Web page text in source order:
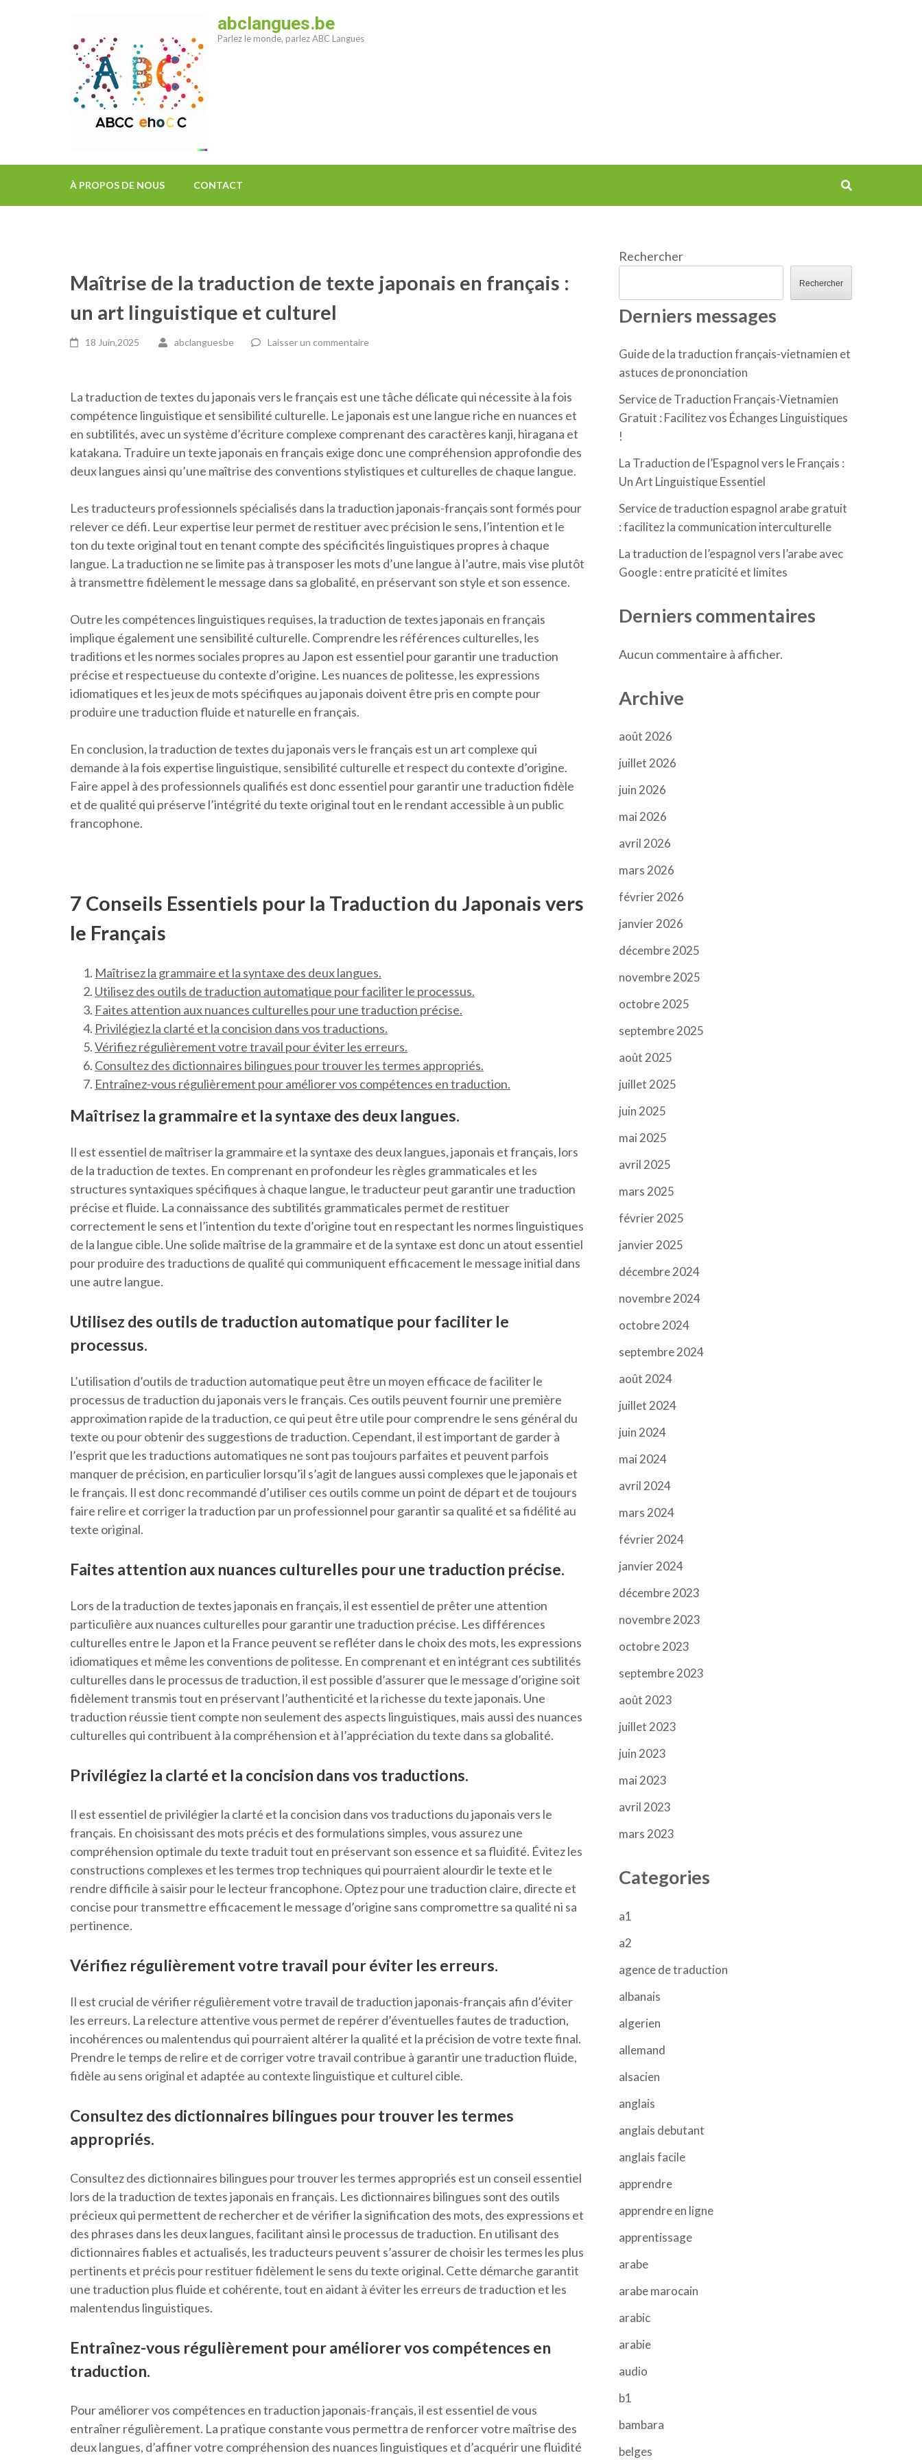
abclangues.be
Parlez le monde, parlez ABC Langues
À PROPOS DE NOUS CONTACT
Maîtrise de la traduction de texte japonais en français :
un art linguistique et culturel
18 Juin,2025 abclanguesbe Laisser un commentaire
La traduction de textes du japonais vers le français est une tâche délicate qui nécessite à la fois
compétence linguistique et sensibilité culturelle. Le japonais est une langue riche en nuances et
en subtilités, avec un système d’écriture complexe comprenant des caractères kanji, hiragana et
katakana. Traduire un texte japonais en français exige donc une compréhension approfondie des
deux langues ainsi qu’une maîtrise des conventions stylistiques et culturelles de chaque langue.
Les traducteurs professionnels spécialisés dans la traduction japonais-français sont formés pour
relever ce défi. Leur expertise leur permet de restituer avec précision le sens, l’intention et le
ton du texte original tout en tenant compte des spécificités linguistiques propres à chaque
langue. La traduction ne se limite pas à transposer les mots d’une langue à l’autre, mais vise plutôt
à transmettre fidèlement le message dans sa globalité, en préservant son style et son essence.
Outre les compétences linguistiques requises, la traduction de textes japonais en français
implique également une sensibilité culturelle. Comprendre les références culturelles, les
traditions et les normes sociales propres au Japon est essentiel pour garantir une traduction
précise et respectueuse du contexte d’origine. Les nuances de politesse, les expressions
idiomatiques et les jeux de mots spécifiques au japonais doivent être pris en compte pour
produire une traduction fluide et naturelle en français.
En conclusion, la traduction de textes du japonais vers le français est un art complexe qui
demande à la fois expertise linguistique, sensibilité culturelle et respect du contexte d’origine.
Faire appel à des professionnels qualifiés est donc essentiel pour garantir une traduction fidèle
et de qualité qui préserve l’intégrité du texte original tout en le rendant accessible à un public
francophone.
7 Conseils Essentiels pour la Traduction du Japonais vers
le Français
Maîtrisez la grammaire et la syntaxe des deux langues.
Utilisez des outils de traduction automatique pour faciliter le processus.
Faites attention aux nuances culturelles pour une traduction précise.
Privilégiez la clarté et la concision dans vos traductions.
Vérifiez régulièrement votre travail pour éviter les erreurs.
Consultez des dictionnaires bilingues pour trouver les termes appropriés.
Entraînez-vous régulièrement pour améliorer vos compétences en traduction.
Maîtrisez la grammaire et la syntaxe des deux langues.
Il est essentiel de maîtriser la grammaire et la syntaxe des deux langues, japonais et français, lors
de la traduction de textes. En comprenant en profondeur les règles grammaticales et les
structures syntaxiques spécifiques à chaque langue, le traducteur peut garantir une traduction
précise et fluide. La connaissance des subtilités grammaticales permet de restituer
correctement le sens et l’intention du texte d’origine tout en respectant les normes linguistiques
de la langue cible. Une solide maîtrise de la grammaire et de la syntaxe est donc un atout essentiel
pour produire des traductions de qualité qui communiquent efficacement le message initial dans
une autre langue.
Utilisez des outils de traduction automatique pour faciliter le
processus.
L’utilisation d’outils de traduction automatique peut être un moyen efficace de faciliter le
processus de traduction du japonais vers le français. Ces outils peuvent fournir une première
approximation rapide de la traduction, ce qui peut être utile pour comprendre le sens général du
texte ou pour obtenir des suggestions de traduction. Cependant, il est important de garder à
l’esprit que les traductions automatiques ne sont pas toujours parfaites et peuvent parfois
manquer de précision, en particulier lorsqu’il s’agit de langues aussi complexes que le japonais et
le français. Il est donc recommandé d’utiliser ces outils comme un point de départ et de toujours
faire relire et corriger la traduction par un professionnel pour garantir sa qualité et sa fidélité au
texte original.
Faites attention aux nuances culturelles pour une traduction précise.
Lors de la traduction de textes japonais en français, il est essentiel de prêter une attention
particulière aux nuances culturelles pour garantir une traduction précise. Les différences
culturelles entre le Japon et la France peuvent se refléter dans le choix des mots, les expressions
idiomatiques et même les conventions de politesse. En comprenant et en intégrant ces subtilités
culturelles dans le processus de traduction, il est possible d’assurer que le message d’origine soit
fidèlement transmis tout en préservant l’authenticité et la richesse du texte japonais. Une
traduction réussie tient compte non seulement des aspects linguistiques, mais aussi des nuances
culturelles qui contribuent à la compréhension et à l’appréciation du texte dans sa globalité.
Privilégiez la clarté et la concision dans vos traductions.
Il est essentiel de privilégier la clarté et la concision dans vos traductions du japonais vers le
français. En choisissant des mots précis et des formulations simples, vous assurez une
compréhension optimale du texte traduit tout en préservant son essence et sa fluidité. Évitez les
constructions complexes et les termes trop techniques qui pourraient alourdir le texte et le
rendre difficile à saisir pour le lecteur francophone. Optez pour une traduction claire, directe et
concise pour transmettre efficacement le message d’origine sans compromettre sa qualité ni sa
pertinence.
Vérifiez régulièrement votre travail pour éviter les erreurs.
Il est crucial de vérifier régulièrement votre travail de traduction japonais-français afin d’éviter
les erreurs. La relecture attentive vous permet de repérer d’éventuelles fautes de traduction,
incohérences ou malentendus qui pourraient altérer la qualité et la précision de votre texte final.
Prendre le temps de relire et de corriger votre travail contribue à garantir une traduction fluide,
fidèle au sens original et adaptée au contexte linguistique et culturel cible.
Consultez des dictionnaires bilingues pour trouver les termes
appropriés.
Consultez des dictionnaires bilingues pour trouver les termes appropriés est un conseil essentiel
lors de la traduction de textes japonais en français. Les dictionnaires bilingues sont des outils
précieux qui permettent de rechercher et de vérifier la signification des mots, des expressions et
des phrases dans les deux langues, facilitant ainsi le processus de traduction. En utilisant des
dictionnaires fiables et actualisés, les traducteurs peuvent s’assurer de choisir les termes les plus
pertinents et précis pour restituer fidèlement le sens du texte original. Cette démarche garantit
une traduction plus fluide et cohérente, tout en aidant à éviter les erreurs de traduction et les
malentendus linguistiques.
Entraînez-vous régulièrement pour améliorer vos compétences en
traduction.
Pour améliorer vos compétences en traduction japonais-français, il est essentiel de vous
entraîner régulièrement. La pratique constante vous permettra de renforcer votre maîtrise des
deux langues, d’affiner votre compréhension des nuances linguistiques et d’acquérir une fluidité
Rechercher
Rechercher
Derniers messages
Guide de la traduction français-vietnamien et
astuces de prononciation
Service de Traduction Français-Vietnamien
Gratuit : Facilitez vos Échanges Linguistiques
!
La Traduction de l’Espagnol vers le Français :
Un Art Linguistique Essentiel
Service de traduction espagnol arabe gratuit
: facilitez la communication interculturelle
La traduction de l’espagnol vers l’arabe avec
Google : entre praticité et limites
Derniers commentaires
Aucun commentaire à afficher.
Archive
août 2026
juillet 2026
juin 2026
mai 2026
avril 2026
mars 2026
février 2026
janvier 2026
décembre 2025
novembre 2025
octobre 2025
septembre 2025
août 2025
juillet 2025
juin 2025
mai 2025
avril 2025
mars 2025
février 2025
janvier 2025
décembre 2024
novembre 2024
octobre 2024
septembre 2024
août 2024
juillet 2024
juin 2024
mai 2024
avril 2024
mars 2024
février 2024
janvier 2024
décembre 2023
novembre 2023
octobre 2023
septembre 2023
août 2023
juillet 2023
juin 2023
mai 2023
avril 2023
mars 2023
Categories
a1
a2
agence de traduction
albanais
algerien
allemand
alsacien
anglais
anglais debutant
anglais facile
apprendre
apprendre en ligne
apprentissage
arabe
arabe marocain
arabic
arabie
audio
b1
bambara
belges